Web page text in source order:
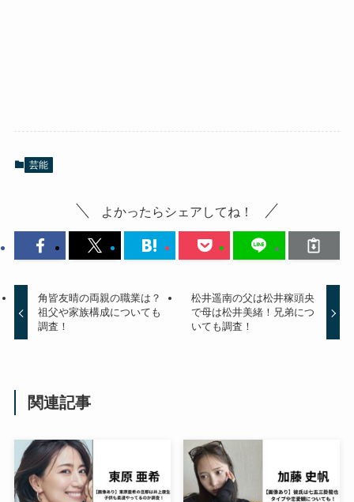
芸能
よかったらシェアしてね！
角皆友晴の両親の職業は？
祖父や家族構成についても
調査！
松井遥南の父は松井稼頭央
で母は松井美緒！兄弟につ
いても調査！
関連記事